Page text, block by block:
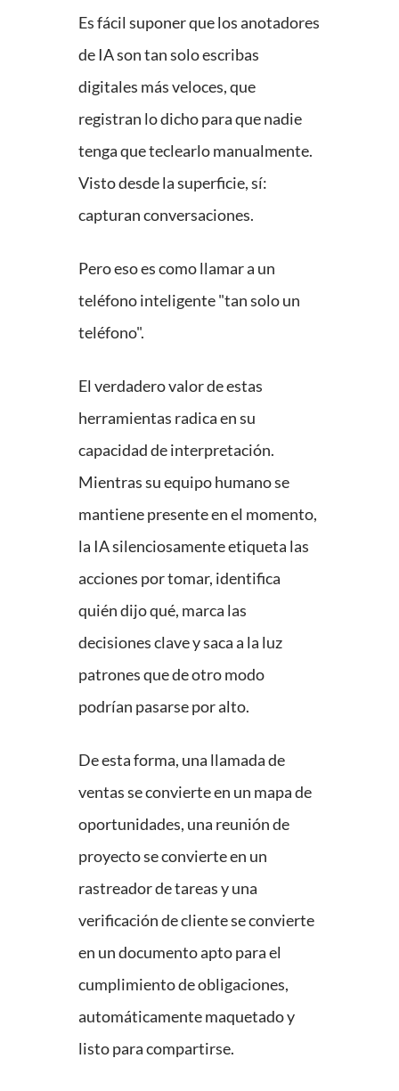
Es fácil suponer que los anotadores
de IA son tan solo escribas
digitales más veloces, que
registran lo dicho para que nadie
tenga que teclearlo manualmente.
Visto desde la superficie, sí:
capturan conversaciones.
Pero eso es como llamar a un
teléfono inteligente "tan solo un
teléfono".
El verdadero valor de estas
herramientas radica en su
capacidad de interpretación.
Mientras su equipo humano se
mantiene presente en el momento,
la IA silenciosamente etiqueta las
acciones por tomar, identifica
quién dijo qué, marca las
decisiones clave y saca a la luz
patrones que de otro modo
podrían pasarse por alto.
De esta forma, una llamada de
ventas se convierte en un mapa de
oportunidades, una reunión de
proyecto se convierte en un
rastreador de tareas y una
verificación de cliente se convierte
en un documento apto para el
cumplimiento de obligaciones,
automáticamente maquetado y
listo para compartirse.